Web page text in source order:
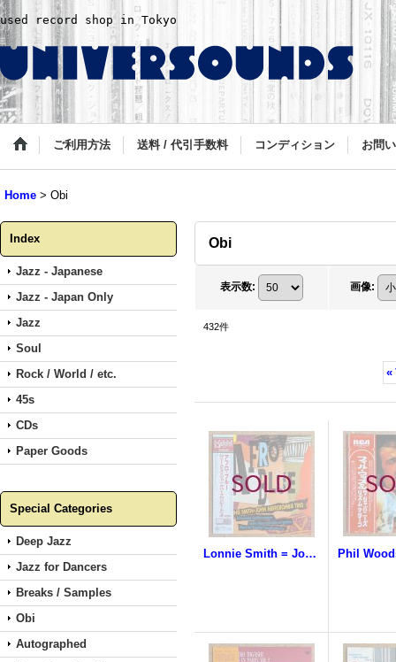
used record shop in Tokyo
ご利用方法 送料 / 代引手数料 コンディション お問
Home > Obi
Index
Jazz - Japanese
Jazz - Japan Only
Jazz
Soul
Rock / World / etc.
45s
CDs
Paper Goods
Special Categories
Deep Jazz
Jazz for Dancers
Breaks / Samples
Obi
Autographed
Obi
表示数: 画像:
432件
«
Lonnie Smith = John Abercrombie Trio - Afro Blue